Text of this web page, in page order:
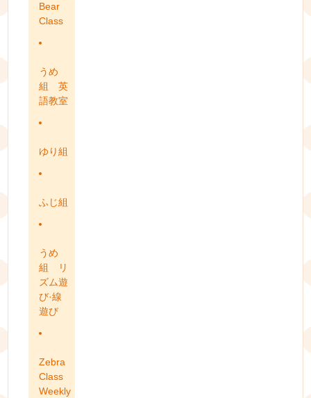
Bear
Class
うめ
組 英
語教室
ゆり組
ふじ組
うめ
組 リ
ズム遊
び·線
遊び
Zebra
Class
Weekly